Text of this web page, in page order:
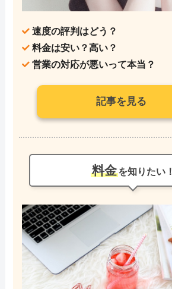
速度の評判はどう？
料金は安い？高い？
営業の対応が悪いって本当？
記事を見る
料金を知りたい！